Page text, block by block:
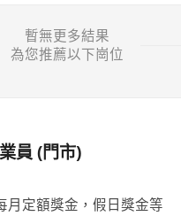
暫無更多結果
為您推薦以下崗位
員 (門市)
月定額獎金，假日獎金等